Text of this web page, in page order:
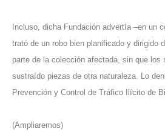
Incluso, dicha Fundación advertía –en un
trató de un robo bien planificado y dirigido
parte de la colección afectada, sin que los
sustraído piezas de otra naturaleza. Lo
Prevención y Control de Tráfico Ilícito de
(Ampliaremos)